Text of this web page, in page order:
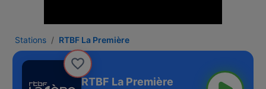
Stations RTBF La Première
RTBF La Première